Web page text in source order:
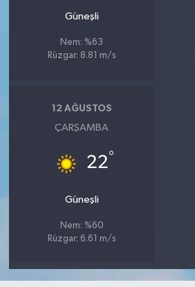
Güneşli
Nem: %63
Rüzgar: 8.81 m/s
12 AĞUSTOS
ÇARŞAMBA
22°
Güneşli
Nem: %60
Rüzgar: 6.61 m/s